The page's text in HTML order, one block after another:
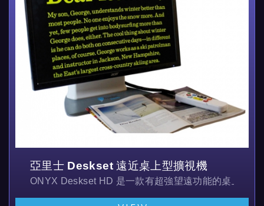
亞里士 Deskset 遠近桌上型擴視機
ONYX Deskset HD 是一款有超強望遠功能的桌上型